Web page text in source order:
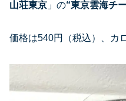
山荘東京 」の“東京雲海チ
価格は540円（税込）、カ